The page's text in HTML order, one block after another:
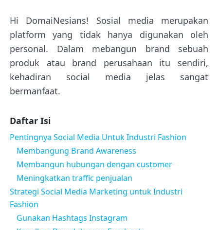
Hi DomaiNesians! Sosial media merupakan
platform yang tidak hanya digunakan oleh
personal. Dalam mebangun brand sebuah
produk atau brand perusahaan itu sendiri,
kehadiran social media jelas sangat
bermanfaat.
Daftar Isi
Pentingnya Social Media Untuk Industri Fashion
Membangung Brand Awareness
Membangun hubungan dengan customer
Meningkatkan traffic penjualan
Strategi Social Media Marketing untuk Industri
Fashion
Gunakan Hashtags Instagram